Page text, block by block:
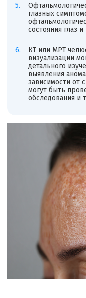
глазных
состояния глаз
КТ или МРТ
визуализации
детального
выявления
зависимости от
могут быть
обследования и